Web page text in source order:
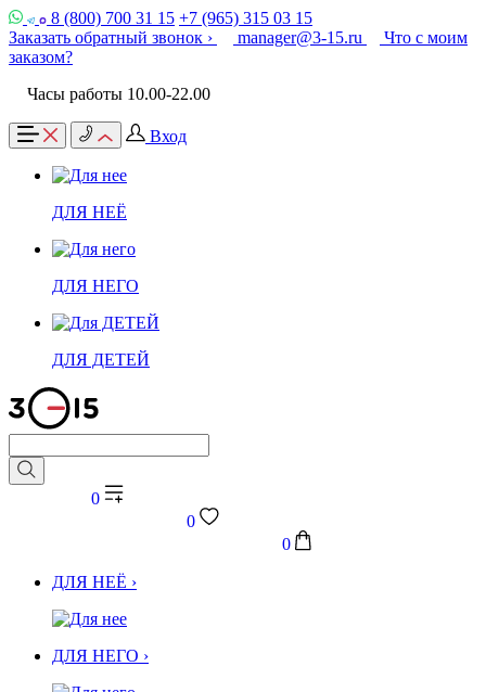
8 (800) 700 31 15 +7 (965) 315 03 15
Заказать обратный звонок ›
manager@3-15.ru
Что с моим
заказом?
Часы работы 10.00-22.00
Вход
ДЛЯ НЕЁ
ДЛЯ НЕГО
ДЛЯ ДЕТЕЙ
0
0
0
ДЛЯ НЕЁ ›
ДЛЯ НЕГО ›